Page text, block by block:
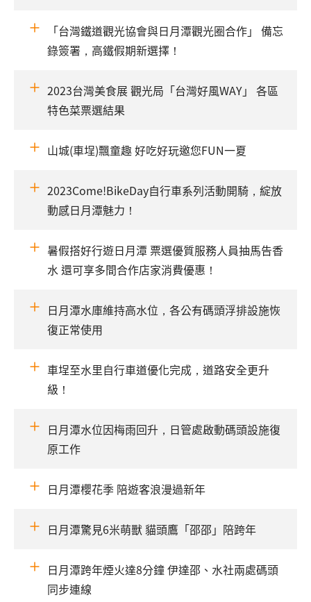
「台灣鐵道觀光協會與日月潭觀光圈合作」 備忘
錄簽署，高鐵假期新選擇！
2023台灣美食展 觀光局「台灣好風WAY」 各區
特色菜票選結果
山城(車埕)飄童趣 好吃好玩邀您FUN一夏
2023Come!BikeDay自行車系列活動開騎，綻放
動感日月潭魅力！
暑假搭好行遊日月潭 票選優質服務人員抽馬告香
水 還可享多間合作店家消費優惠！
日月潭水庫維持高水位，各公有碼頭浮排設施恢
復正常使用
車埕至水里自行車道優化完成，道路安全更升
級！
日月潭水位因梅雨回升，日管處啟動碼頭設施復
原工作
日月潭櫻花季 陪遊客浪漫過新年
日月潭驚見6米萌獸 貓頭鷹「邵邵」陪跨年
日月潭跨年煙火達8分鐘 伊達邵、水社兩處碼頭
同步連線